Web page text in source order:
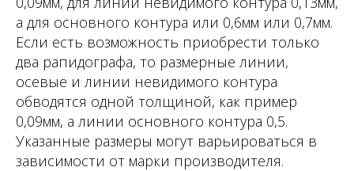
а для основного контура или 0,6мм или 0,7мм.
Если есть возможность приобрести только
два рапидографа, то размерные линии,
осевые и линии невидимого контура
обводятся одной толщиной, как пример
0,09мм, а линии основного контура 0,5.
Указанные размеры могут варьироваться в
зависимости от марки производителя.